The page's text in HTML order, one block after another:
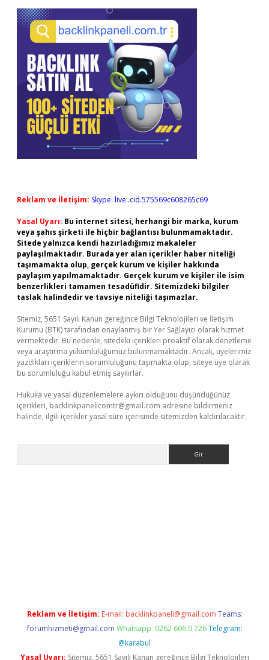
Reklam ve İletişim: Skype: live:.cid.575569c608265c69
Yasal Uyarı: Bu internet sitesi, herhangi bir marka, kurum
veya şahıs şirketi ile hiçbir bağlantısı bulunmamaktadır.
Sitede yalnızca kendi hazırladığımız makaleler
paylaşılmaktadır. Burada yer alan içerikler haber niteliği
taşımamakta olup, gerçek kurum ve kişiler hakkında
paylaşım yapılmamaktadır. Gerçek kurum ve kişiler ile isim
benzerlikleri tamamen tesadüfidir. Sitemizdeki bilgiler
taslak halindedir ve tavsiye niteliği taşımazlar.
Sitemiz, 5651 Sayılı Kanun gereğince Bilgi Teknolojileri ve İletişim
Kurumu (BTK) tarafından onaylanmış bir Yer Sağlayıcı olarak hizmet
vermektedir. Bu nedenle, sitedeki içerikleri proaktif olarak denetleme
veya araştırma yükümlülüğümüz bulunmamaktadır. Ancak, üyelerimiz
yazdıkları içeriklerin sorumluluğunu taşımakta olup, siteye üye olarak
bu sorumluluğu kabul etmiş sayılırlar.
Hukuka ve yasal düzenlemelere aykırı olduğunu düşündüğünüz
içerikleri, backlinkpanelicomtr@gmail.com adresine bildirmeniz
halinde, ilgili içerikler yasal süre içerisinde sitemizden kaldırılacaktır.
Reklam ve İletişim: E-mail: backlinkpaneli@gmail.com Teams:
forumhizmeti@gmail.com Whatsapp: 0262 606 0 726 Telegram:
@karabul
Yasal Uyarı: Sitemiz, 5651 Sayılı Kanun gereğince Bilgi Teknolojileri